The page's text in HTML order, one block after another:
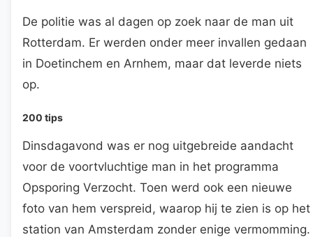
De politie was al dagen op zoek naar de man uit
Rotterdam. Er werden onder meer invallen gedaan
in Doetinchem en Arnhem, maar dat leverde niets
op.
200 tips
Dinsdagavond was er nog uitgebreide aandacht
voor de voortvluchtige man in het programma
Opsporing Verzocht. Toen werd ook een nieuwe
foto van hem verspreid, waarop hij te zien is op het
station van Amsterdam zonder enige vermomming.